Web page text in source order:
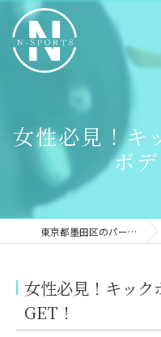
女性必見！キ
ボデ
東京都墨田区のパーソナルジムならN-sports
女性必見！キック
GET！